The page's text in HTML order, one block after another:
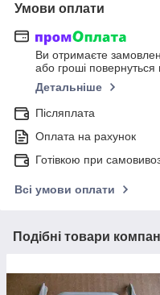
Умови оплати
Ви отримаєте
або гроші повернуться
Детальніше
Післяплата
Оплата на рахунок
Готівкою при
Всі умови оплати
Подібні товари